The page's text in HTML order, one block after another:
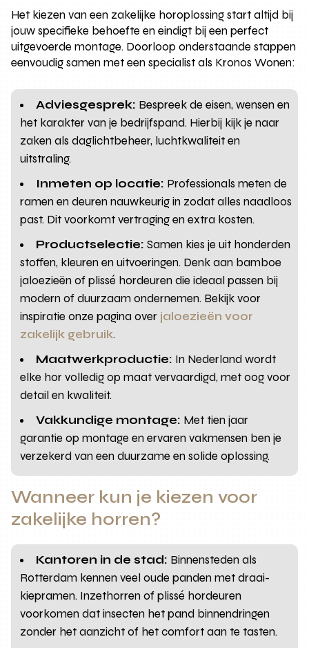
Het kiezen van een zakelijke horoplossing start altijd bij
jouw specifieke behoefte en eindigt bij een perfect
uitgevoerde montage. Doorloop onderstaande stappen
eenvoudig samen met een specialist als Kronos Wonen:
Adviesgesprek: Bespreek de eisen, wensen en
het karakter van je bedrijfspand. Hierbij kijk je naar
zaken als daglichtbeheer, luchtkwaliteit en
uitstraling.
Inmeten op locatie: Professionals meten de
ramen en deuren nauwkeurig in zodat alles naadloos
past. Dit voorkomt vertraging en extra kosten.
Productselectie:Samen kies je uit honderden
stoffen, kleuren en uitvoeringen. Denk aan bamboe
jaloezieën of plissé hordeuren die ideaal passen bij
modern of duurzaam ondernemen. Bekijk voor
inspiratie onze pagina over jaloezieën voor
zakelijk gebruik.
Maatwerkproductie: In Nederland wordt
elke hor volledig op maat vervaardigd, met oog voor
detail en kwaliteit.
Vakkundige montage: Met tien jaar
garantie op montage en ervaren vakmensen ben je
verzekerd van een duurzame en solide oplossing.
Wanneer kun je kiezen voor
zakelijke horren?
Kantoren in de stad: Binnensteden als
Rotterdam kennen veel oude panden met draai-
kiepramen. Inzethorren of plissé hordeuren
voorkomen dat insecten het pand binnendringen
zonder het aanzicht of het comfort aan te tasten.